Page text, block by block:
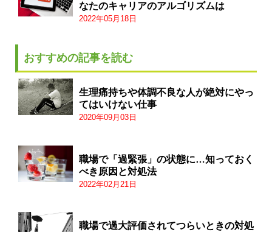
なたのキャリアのアルゴリズムは
2022年05月18日
おすすめの記事を読む
生理痛持ちや体調不良な人が絶対にやっ
てはいけない仕事
2020年09月03日
職場で「過緊張」の状態に…知っておく
べき原因と対処法
2022年02月21日
職場で過大評価されてつらいときの対処